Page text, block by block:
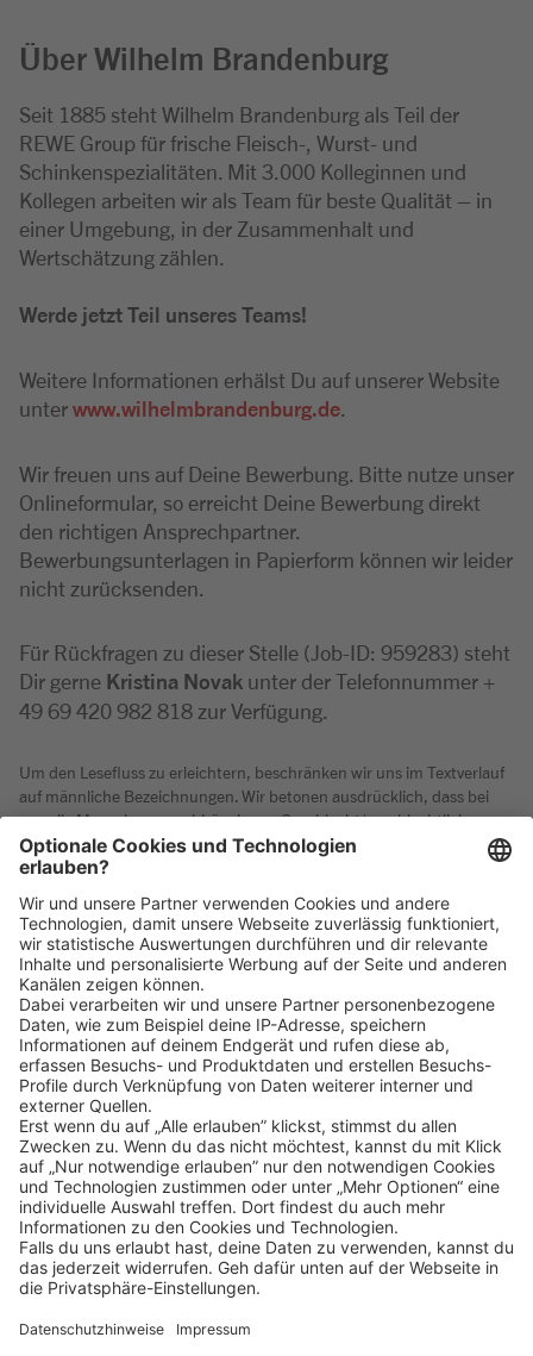
Über Wilhelm Brandenburg
Seit 1885 steht Wilhelm Brandenburg als Teil der
REWE Group für frische Fleisch-, Wurst- und
Schinkenspezialitäten. Mit 3.000 Kolleginnen und
Kollegen arbeiten wir als Team für beste Qualität – in
einer Umgebung, in der Zusammenhalt und
Wertschätzung zählen.
Werde jetzt Teil unseres Teams!
Weitere Informationen erhälst Du auf unserer Website
unterwww.wilhelmbrandenburg.de
Wir freuen uns auf Deine Bewerbung. Bitte nutze unser
Onlineformular, so erreicht Deine Bewerbung direkt
den richtigen Ansprechpartner.
Bewerbungsunterlagen in Papierform können wir leider
nicht zurücksenden.
Für Rückfragen zu dieser Stelle (Job-ID: 959283) steht
Dir gerne Kristina Novak unter der Telefonnummer +
49 69 420 982 818 zur Verfügung.
Um den Lesefluss zu erleichtern, beschränken wir uns im Textverlauf
auf männliche Bezeichnungen. Wir betonen ausdrücklich, dass bei
uns alle Menschen - unabhängig von Geschlecht/geschlechtlicher
Identität, ethnischer Herkunft und Nationalität, sozialer Herkunft,
Religion/Weltanschauung, körperlicher und geistiger Fähigkeiten,
Merkmale - gleichermaßen willkommen sind.
Klickehier, um alle offenen Jobs zu sehen.
Impressum Datenschutz
Privatsphäre-Einstellungen
FAQ
Veranstaltungen
Sitemap